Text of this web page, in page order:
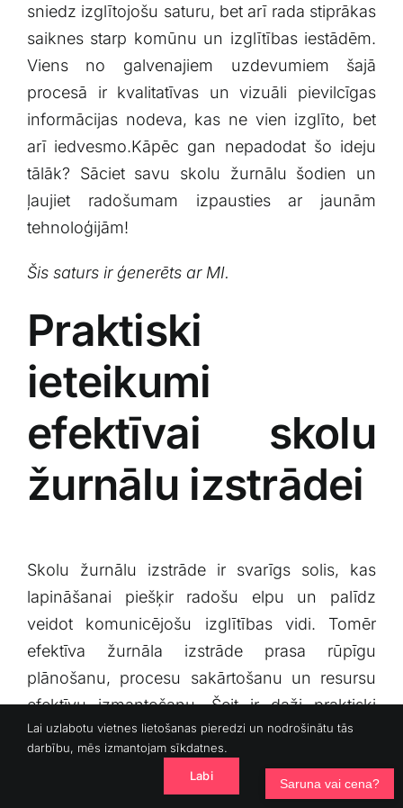
‌sniedz izglītojošu saturu, bet arī rada stiprākas‌
saiknes starp komūnu un izglītības iestādēm.
Viens no galvenajiem uzdevumiem šajā
‍procesā ⁤ir kvalitatīvas un vizuāli pievilcīgas
informācijas nodeva, kas ne vien ‌izglīto, bet
arī iedvesmo.Kāpēc gan nepadodat šo ideju
tālāk? Sāciet savu skolu žurnālu šodien un
ļaujiet radošumam izpausties ar jaunām
tehnoloģijām!
Šis saturs ir ģenerēts ar ​MI.
Praktiski
ieteikumi
efektīvai skolu
žurnālu izstrādei
Skolu‌ žurnālu izstrāde ir svarīgs solis, kas
lapināšanai piešķir radošu elpu un palīdz
veidot ‌komunicējošu izglītības vidi. Tomēr
efektīva žurnāla⁣ izstrāde prasa rūpīgu
plānošanu, procesu sakārtošanu un resursu
efektīvu ⁤izmantošanu. Šeit ir daži praktiski
ieteikumi, kas ļaus izstrādāt profesionālu un
mērķtiecīgu skolu žurnālu.
Lai uzlabotu vietnes lietošanas pieredzi un nodrošinātu tās
darbību, mēs izmantojam sīkdatnes.
Labi
Saruna vai cena?